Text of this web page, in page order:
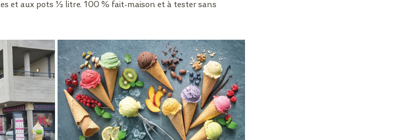
et aux pots 1⁄2 litre. 100 % fait-maison et à tester sans